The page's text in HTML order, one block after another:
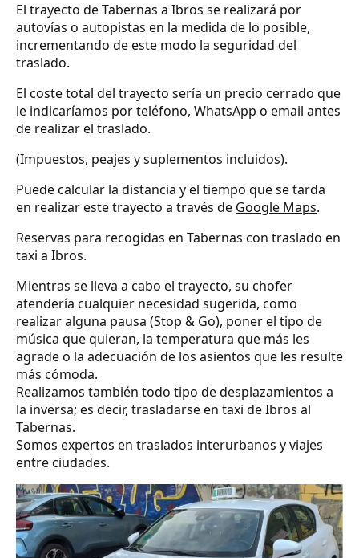
El trayecto de Tabernas a Ibros se realizará por
autovías o autopistas en la medida de lo posible,
incrementando de este modo la seguridad del
traslado.
El coste total del trayecto sería un precio cerrado que
le indicaríamos por teléfono, WhatsApp o email antes
de realizar el traslado.
(Impuestos, peajes y suplementos incluidos).
Puede calcular la distancia y el tiempo que se tarda
en realizar este trayecto a través de Google Maps.
Reservas para recogidas en Tabernas con traslado en
taxi a Ibros.
Mientras se lleva a cabo el trayecto, su chofer
atendería cualquier necesidad sugerida, como
realizar alguna pausa (Stop & Go), poner el tipo de
música que quieran, la temperatura que más les
agrade o la adecuación de los asientos que les resulte
más cómoda.
Realizamos también todo tipo de desplazamientos a
la inversa; es decir, trasladarse en taxi de Ibros al
Tabernas.
Somos expertos en traslados interurbanos y viajes
entre ciudades.